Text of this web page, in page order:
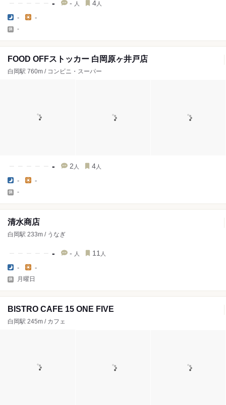
- - 人 4 人
- -
-
FOOD OFFストッカー 白岡原ヶ井戸店
白岡駅 760m / コンビニ・スーパー
- 2 人 4 人
- -
-
清水商店
白岡駅 233m / うなぎ
- - 人 11 人
- -
月曜日
BISTRO CAFE 15 ONE FIVE
白岡駅 245m / カフェ